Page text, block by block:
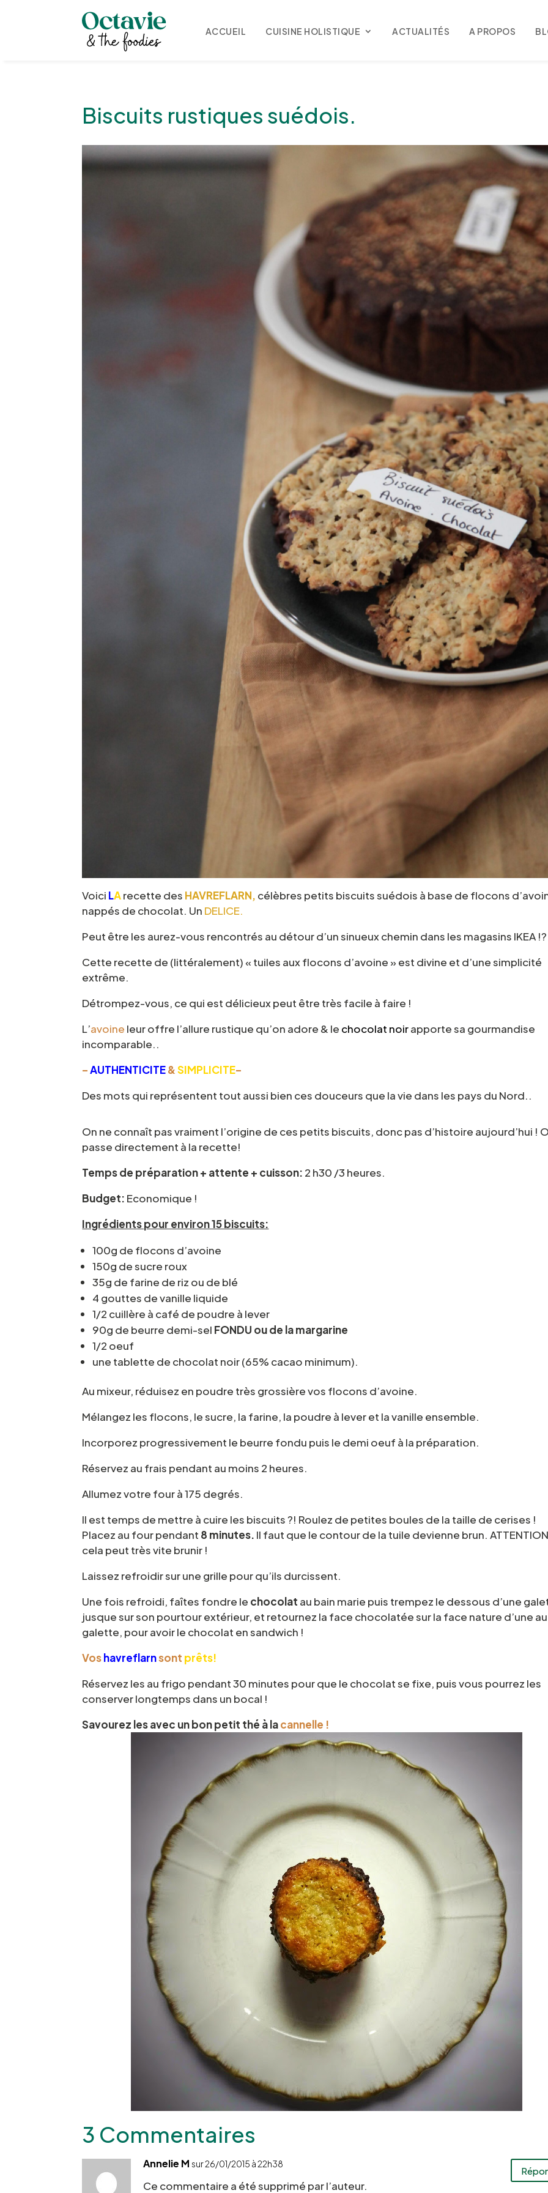
ACCUEIL CUISINE HOLISTIQUE ACTUALITÉS A PROPOS
Biscuits rustiques suédois.
Voici LArecette des HAVREFLARN, célèbres petits biscuits suédois à base de flocons
nappés de chocolat. Un DELICE.
Peut être les aurez-vous rencontrés au détour d’un sinueux chemin dans les magasins IKEA !?
Cette recette de (littéralement) « tuiles aux flocons d’avoine » est divine et d’une simplicité
extrême.
Détrompez-vous, ce qui est délicieux peut être très facile à faire !
L’avoine leur offre l’allure rustique qu’on adore & le chocolat noirapporte sa gourmandise
incomparable..
–AUTHENTICITE&SIMPLICITE–
Des mots qui représentent tout aussi bien ces douceurs que la vie dans les pays du Nord..
On ne connaît pas vraiment l’origine de ces petits biscuits, donc pas d’histoire aujourd’hui !
passe directement à la recette!
Temps de préparation + attente + cuisson: 2 h30 /3 heures.
Budget: Economique !
Ingrédients pour environ 15 biscuits:
100g de flocons d’avoine
150g de sucre roux
35g de farine de riz ou de blé
4 gouttes de vanille liquide
1/2 cuillère à café de poudre à lever
90g de beurre demi-sel FONDU ou de la margarine
1/2 oeuf
une tablette de chocolat noir (65% cacao minimum).
Au mixeur, réduisez en poudre très grossière vos flocons d’avoine.
Mélangez les flocons, le sucre, la farine, la poudre à lever et la vanille ensemble.
Incorporez progressivement le beurre fondu puis le demi oeuf à la préparation.
Réservez au frais pendant au moins 2 heures.
Allumez votre four à 175 degrés.
Il est temps de mettre à cuire les biscuits ?! Roulez de petites boules de la taille de cerises !
Placez au four pendant 8 minutes. Il faut que le contour de la tuile devienne brun.
cela peut très vite brunir !
Laissez refroidir sur une grille pour qu’ils durcissent.
Une fois refroidi, faîtes fondre le chocolat au bain marie puis trempez le dessous d’une
jusque sur son pourtour extérieur, et retournez la face chocolatée sur la face nature d’une
galette, pour avoir le chocolat en sandwich !
Voshavreflarnsont prêts!
Réservez les au frigo pendant 30 minutes pour que le chocolat se fixe, puis vous pourrez les
conserver longtemps dans un bocal !
Savourez les avec un bon petit thé à lacannelle !
3 Commentaires
Annelie M sur 26/01/2015 à 22h38
Ce commentaire a été supprimé par l’auteur.